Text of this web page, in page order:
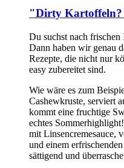
"Dirty Kartoffeln?
Du suchst nach frischen
Dann haben wir genau
Rezepte, die nicht nur
easy zubereitet sind.
Wie wäre es zum
Cashewkruste, serviert
kommt eine fruchtige
echtes
mit Linsencremesauce,
und einem
sättigend und